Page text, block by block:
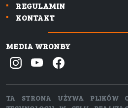
REGULAMIN
KONTAKT
MEDIA WRONBY
TA STRONA UŻYWA PLIKÓW